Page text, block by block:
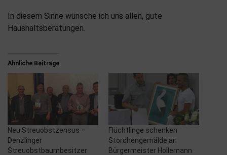
In diesem Sinne wünsche ich uns allen, gute
Haushaltsberatungen.
Ähnliche Beiträge
Neu Streuobstzensus –
Denzlinger
Streuobstbaumbesitzer
Flüchtlinge schenken
Storchengemälde an
Bürgermeister Hollemann